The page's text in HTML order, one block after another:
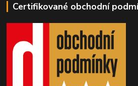
Certifikované obchodní